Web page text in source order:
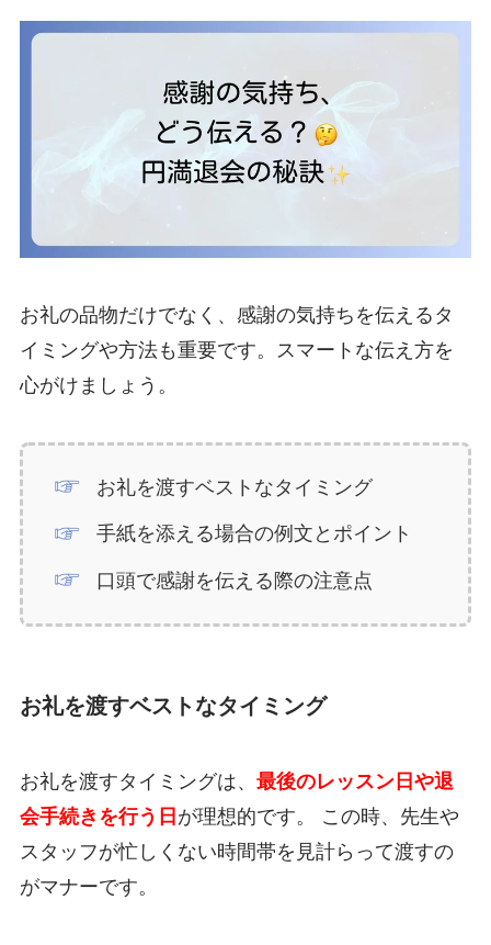
お礼の品物だけでなく、感謝の気持ちを伝えるタ
イミングや方法も重要です。スマートな伝え方を
心がけましょう。
お礼を渡すベストなタイミング
手紙を添える場合の例文とポイント
口頭で感謝を伝える際の注意点
お礼を渡すベストなタイミング
お礼を渡すタイミングは、 最後のレッスン日や退
会手続きを行う日 が理想的です。 この時、先生や
スタッフが忙しくない時間帯を見計らって渡すの
がマナーです。